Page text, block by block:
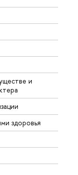
и
здоровья